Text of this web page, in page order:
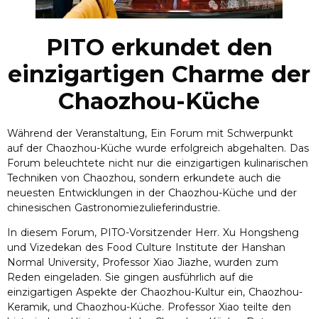
PITO erkundet den
einzigartigen Charme der
Chaozhou-Küche
Während der Veranstaltung, Ein Forum mit Schwerpunkt
auf der Chaozhou-Küche wurde erfolgreich abgehalten. Das
Forum beleuchtete nicht nur die einzigartigen kulinarischen
Techniken von Chaozhou, sondern erkundete auch die
neuesten Entwicklungen in der Chaozhou-Küche und der
chinesischen Gastronomiezulieferindustrie.
In diesem Forum, PITO-Vorsitzender Herr. Xu Hongsheng
und Vizedekan des Food Culture Institute der Hanshan
Normal University, Professor Xiao Jiazhe, wurden zum
Reden eingeladen. Sie gingen ausführlich auf die
einzigartigen Aspekte der Chaozhou-Kultur ein, Chaozhou-
Keramik, und Chaozhou-Küche. Professor Xiao teilte den